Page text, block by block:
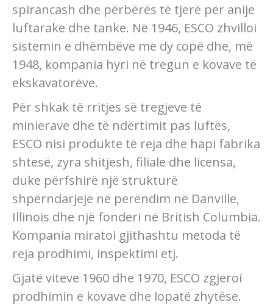
spirancash dhe përbërës të tjerë për anije
luftarake dhe tanke. Në 1946, ESCO zhvilloi
sistemin e dhëmbëve me dy copë dhe, më
1948, kompania hyri në tregun e kovave të
ekskavatorëve.
Për shkak të rritjes së tregjeve të
minierave dhe të ndërtimit pas luftës,
ESCO nisi produkte të reja dhe hapi fabrika
shtesë, zyra shitjesh, filiale dhe licensa,
duke përfshirë një strukturë
shpërndarjeje në perëndim në Danville,
Illinois dhe një fonderi në British Columbia.
Kompania miratoi gjithashtu metoda të
reja prodhimi, inspektimi etj.
Gjatë viteve 1960 dhe 1970, ESCO zgjeroi
prodhimin e kovave dhe lopatë zhytëse.